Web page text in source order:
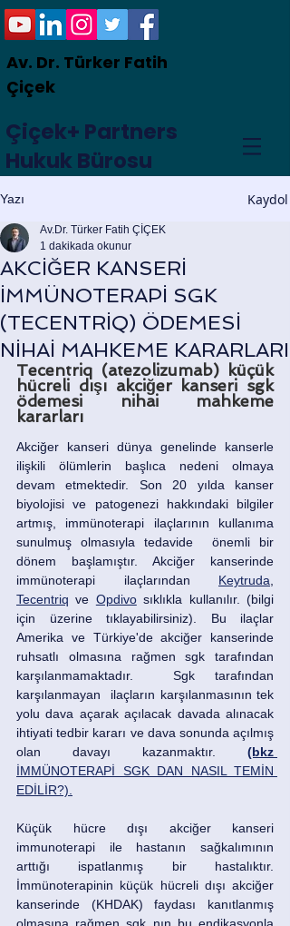
Av. Dr. Türker Fatih
Çiçek
Çiçek+ Partners
Hukuk Bürosu
Yazı Kaydol
AKCİĞER KANSERİ
İMMÜNOTERAPİ SGK
(TECENTRİQ) ÖDEMESİ
NİHAİ MAHKEME KARARLARI
Av.Dr. Türker Fatih ÇİÇEK
1 dakikada okunur
Tecentriq (atezolizumab) küçük
hücreli dışı akciğer kanseri sgk
ödemesi nihai mahkeme
kararları
Akciğer kanseri dünya genelinde kanserle
ilişkili ölümlerin başlıca nedeni olmaya
devam etmektedir. Son 20 yılda kanser
biyolojisi ve patogenezi hakkındaki bilgiler
artmış, immünoterapi ilaçlarının kullanıma
sunulmuş olmasıyla tedavide  önemli bir
dönem başlamıştır. Akciğer kanserinde
immünoterapi ilaçlarından Keytruda
Tecentriq ve Opdivo sıklıkla kullanılır. (bilgi
için üzerine tıklayabilirsiniz). Bu ilaçlar
Amerika ve Türkiye'de akciğer kanserinde
ruhsatlı olmasına rağmen sgk tarafından
karşılanmamaktadır.  Sgk tarafından
karşılanmayan  ilaçların karşılanmasının tek
yolu dava açarak açılacak davada alınacak
ihtiyati tedbir kararı ve dava sonunda açılmış
olan davayı kazanmaktır.
İMMÜNOTERAPİ SGK DAN NASIL TEMİN
EDİLİR?).
Küçük hücre dışı akciğer kanseri
immunoterapi ile hastanın sağkalımının
arttığı ispatlanmış bir hastalıktır.
İmmünoterapinin küçük hücreli dışı akciğer
kanserinde (KHDAK) faydası kanıtlanmış